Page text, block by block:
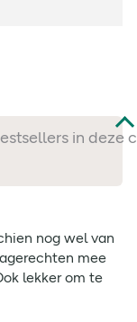
nog wel van
mee
lekker om te
in deze